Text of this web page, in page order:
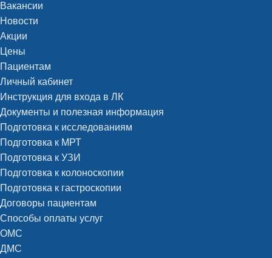
Вакансии
Новости
Акции
Цены
Пациентам
Личный кабинет
Инструкция для входа в ЛК
Документы и полезная информация
Подготовка к исследованиям
Подготовка к МРТ
Подготовка к УЗИ
Подготовка к колоноскопии
Подготовка к гастроскопии
Договоры пациентам
Способы оплаты услуг
ОМС
ДМС